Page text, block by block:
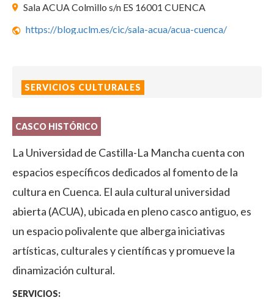
Sala ACUA Colmillo s/n ES 16001 CUENCA
https://blog.uclm.es/cic/sala-acua/acua-cuenca/
SERVICIOS CULTURALES
CASCO HISTÓRICO
La Universidad de Castilla-La Mancha cuenta con
espacios específicos dedicados al fomento de la
cultura en Cuenca. El aula cultural universidad
abierta (ACUA), ubicada en pleno casco antiguo, es
un espacio polivalente que alberga iniciativas
artísticas, culturales y científicas y promueve la
dinamización cultural.
SERVICIOS: